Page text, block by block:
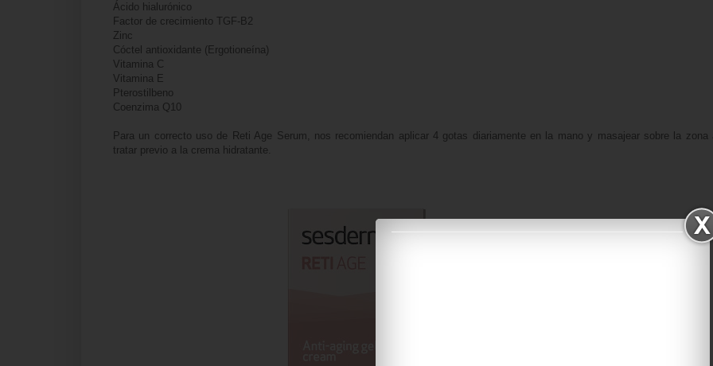
Ácido hialurónico
Factor de crecimiento TGF-B2
Zinc
Cóctel antioxidante (Ergotioneína)
Vitamina C
Vitamina E
Pterostilbeno
Coenzima Q10
Para un correcto uso de Reti Age Serum, nos recomiendan aplicar 4 gotas diariamente en la mano y masajear sobre la zona
tratar previo a la crema hidratante.